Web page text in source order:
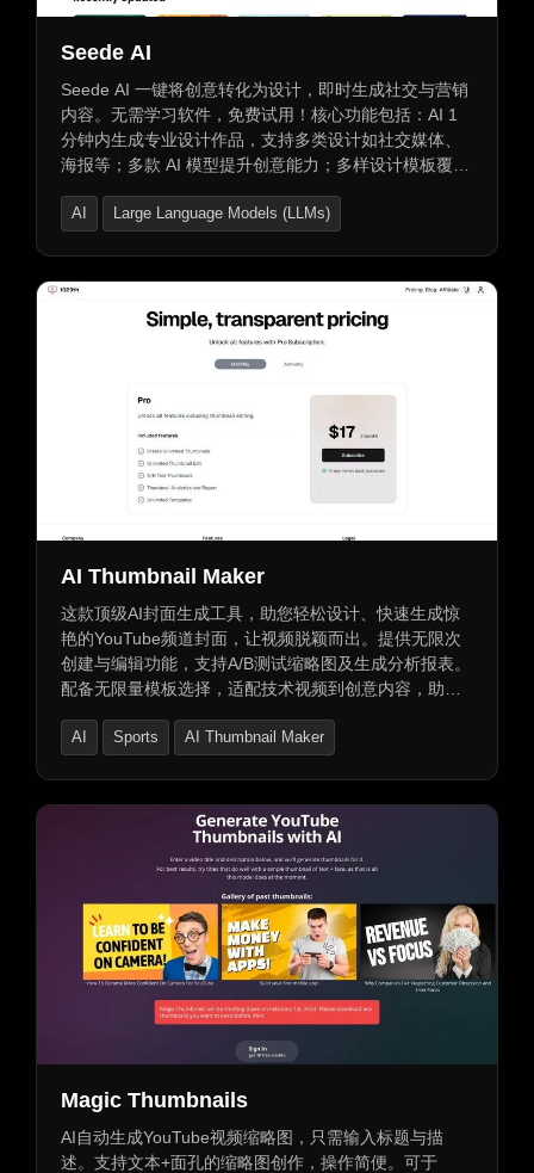
Seede AI
Seede AI 一键将创意转化为设计，即时生成社交与营销
内容。无需学习软件，免费试用！核心功能包括：AI 1
分钟内生成专业设计作品，支持多类设计如社交媒体、
海报等；多款 AI 模型提升创意能力；多样设计模板覆盖
费版、按需购买 AI 积分及优惠套餐。
AI
Large Language Models (LLMs)
AI Thumbnail Maker
这款顶级AI封面生成工具，助您轻松设计、快速生成惊
艳的YouTube频道封面，让视频脱颖而出。提供无限次
创建与编辑功能，支持A/B测试缩略图及生成分析报表。
配备无限量模板选择，适配技术视频到创意内容，助力
AI Sports AI Thumbnail Maker
Magic Thumbnails
AI自动生成YouTube视频缩略图，只需输入标题与描
述。支持文本+面孔的缩略图创作，操作简便。可于